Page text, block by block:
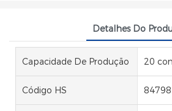
Detalhes Do
Capacidade De Produção 20
Código HS